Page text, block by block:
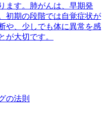
ます。肺がんは、早期発
初期の段階では自覚症状が
や、少しでも体に異常を感
が大切です。
の法則